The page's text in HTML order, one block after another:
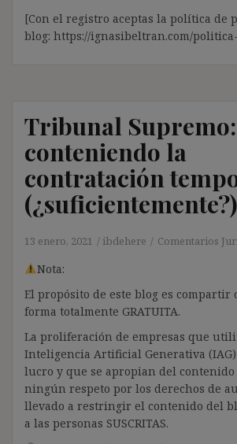
[Con el registro aceptas la política de
blog: https://ignasibeltran.com/
Tribunal Supremo:
conteniendo la
contratación
(¿suficientemente?)
13 enero, 2021 ibdehere Comentarios
Nota:
El propósito de este blog es compartir
forma totalmente GRATUITA.
La proliferación de empresas que
Inteligencia Artificial Generativa
lucro y que se apropian del contenido
ningún respeto por los derechos de
llevado a restringir el contenido del
a las personas SUSCRITAS.